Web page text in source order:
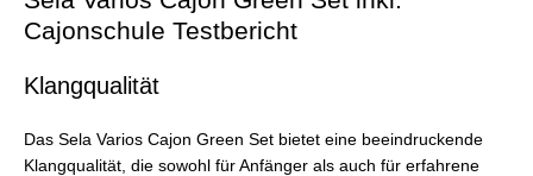
Cajonschule Testbericht
Klangqualität
Das Sela Varios Cajon Green Set bietet eine beeindruckende
Klangqualität, die sowohl für Anfänger als auch für erfahrene